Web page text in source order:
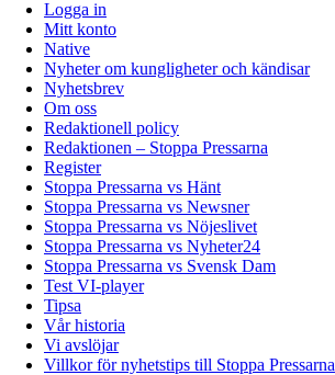
Logga in
Mitt konto
Native
Nyheter om kungligheter och kändisar
Nyhetsbrev
Om oss
Redaktionell policy
Redaktionen – Stoppa Pressarna
Register
Stoppa Pressarna vs Hänt
Stoppa Pressarna vs Newsner
Stoppa Pressarna vs Nöjeslivet
Stoppa Pressarna vs Nyheter24
Stoppa Pressarna vs Svensk Dam
Test VI-player
Tipsa
Vår historia
Vi avslöjar
Villkor för nyhetstips till Stoppa Pressarna